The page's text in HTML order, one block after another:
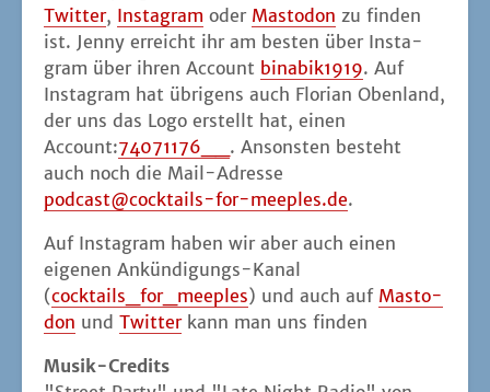
Twit­ter, Insta­gram oder Mast­o­don zu fin­den
ist. Jen­ny erreicht ihr am bes­ten über Insta­
gram über ihren Account binabik1919. Auf
Insta­gram hat übri­gens auch Flo­ri­an Oben­land,
der uns das Logo erstellt hat, einen
Account:74071176__ . Ansons­ten besteht
auch noch die Mail-Adres­se
podcast@cocktails-for-meeples.de.
Auf Insta­gram haben wir aber auch einen
eige­nen Ankün­di­gungs-Kanal
(cocktails_for_meeples) und auch auf Mast­o­
don und Twit­terkann man uns finden
Musik-Cre­dits